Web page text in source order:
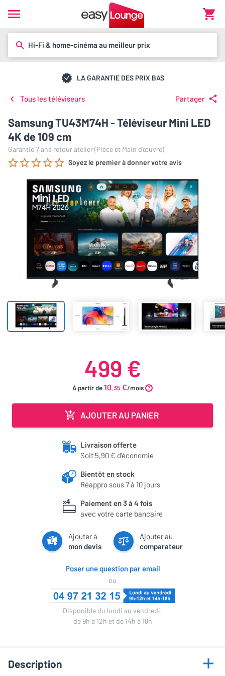
Hi-Fi & home-cinéma au meilleur prix
LA GARANTIE DES PRIX BAS
Tous les téléviseurs Partager
Samsung TU43M74H - Téléviseur Mini LED
4K de 109 cm
Garantie 7 ans retour atelier (Pièce et Main d’œuvre)
Soyez le premier à donner votre avis
499 €
À partir de10.35 €/mois
AJOUTER AU PANIER
Livraison offerte
Soit 5,90 € d'économie
Bientôt en stock
Réappro sous 7 à 10 jours
Paiement en 3 à 4 fois
avec votre carte bancaire
Ajouter à
mon devis
Ajouter au
comparateur
Poser une question par email
ou
Disponible du lundi au vendredi,
de 9h à 12h et de 14h à 18h
Description